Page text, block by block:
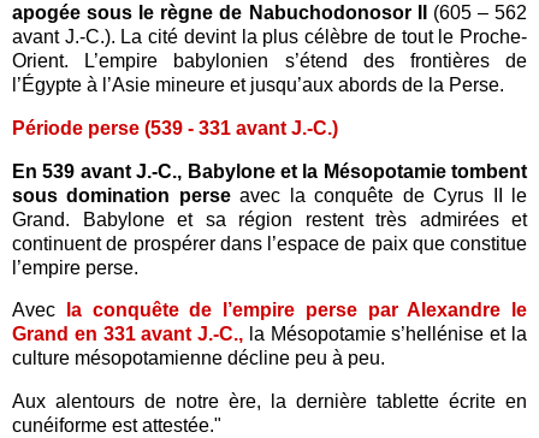
apogée sous le règne de Nabuchodonosor II (605 – 562
avant J.-C.). La cité devint la plus célèbre de tout le Proche-
Orient. L’empire babylonien s’étend des frontières de
l’Égypte à l’Asie mineure et jusqu’aux abords de la Perse.
Période perse (539 - 331 avant J.-C.)
En 539 avant J.-C., Babylone et la Mésopotamie tombent
sous domination perseavec la conquête de Cyrus II le
Grand. Babylone et sa région restent très admirées et
continuent de prospérer dans l’espace de paix que constitue
l’empire perse.
Avec
la conquête de l’empire perse par Alexandre le
Grand en 331 avant J.-C., la Mésopotamie s’hellénise et la
culture mésopotamienne décline peu à peu.
Aux alentours de notre ère, la dernière tablette écrite en
cunéiforme est attestée."